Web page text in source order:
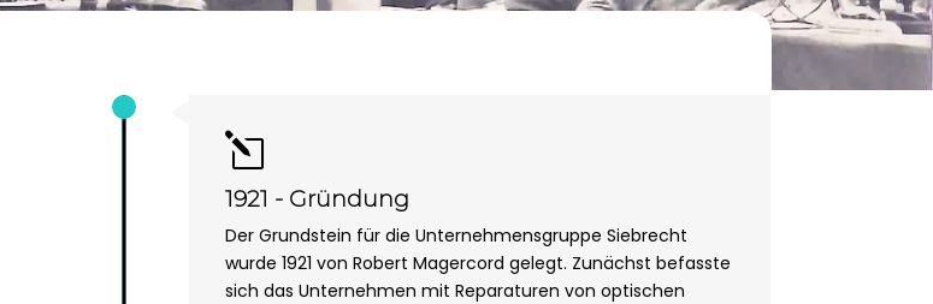
l
1921 - Gründung
Der Grundstein für die Unternehmensgruppe Siebrecht
wurde 1921 von Robert Magercord gelegt. Zunächst befasste
sich das Unternehmen mit Reparaturen von optischen